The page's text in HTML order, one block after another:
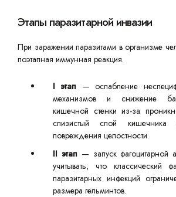
Этапы паразитарной инвазии
При заражении паразитами в организме
поэтапная иммунная реакция.
I этап — ослабление
механизмов и снижение
кишечной стенки из-за
слизистый слой кишечника
повреждения целостности.
II этап— запуск фагоцитарной
учитывать, что классический
паразитарных инфекций
размера гельминтов.